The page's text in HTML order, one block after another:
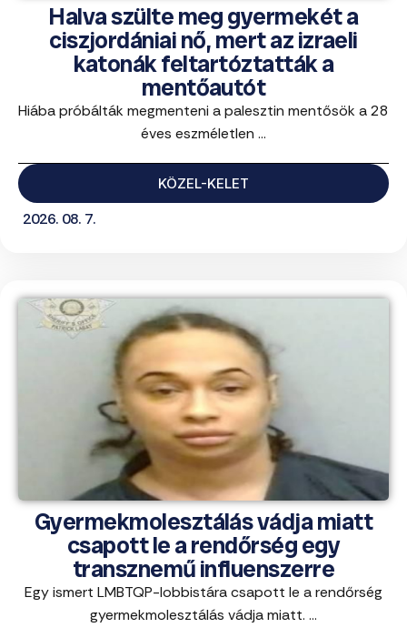
Halva szülte meg gyermekét a
ciszjordániai nő, mert az izraeli
katonák feltartóztatták a
mentőautót
Hiába próbálták megmenteni a palesztin mentősök a 28
éves eszméletlen ...
KÖZEL-KELET
2026. 08. 7.
Gyermekmolesztálás vádja miatt
csapott le a rendőrség egy
transznemű influenszerre
Egy ismert LMBTQP-lobbistára csapott le a rendőrség
gyermekmolesztálás vádja miatt. ...